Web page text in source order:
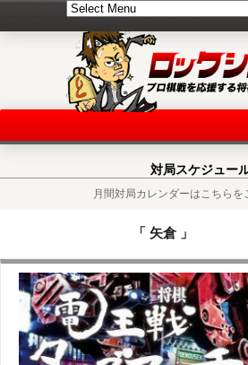
対局スケジュー
月間対局カレンダーはこちらを
「 矢倉 」